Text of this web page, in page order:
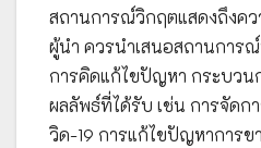
สถานการณ์วิกฤตแสดงถึงคว
ผู้นำ ควรนำเสนอสถานการ
การคิดแก้ไขปัญหา กระบวน
ผลลัพธ์ที่ได้รับ เช่น การจัดก
วิด-19 การแก้ไขปัญหาการ